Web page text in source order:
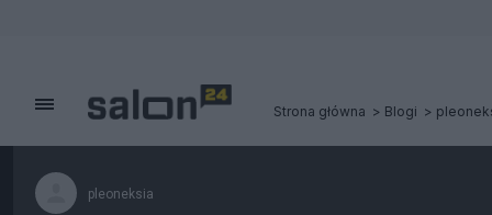
Strona główna Blogi
pleoneksia